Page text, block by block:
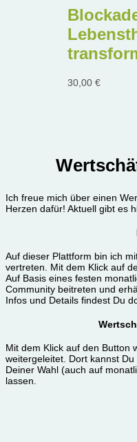
30,00 €
Ich freue mich über einen
Herzen dafür! Aktuell gibt es
Auf dieser Plattform bin ich
vertreten. Mit dem Klick auf
Auf Basis eines festen
Community beitreten und
Infos und Details findest Du
Mit dem Klick auf den Button
weitergeleitet. Dort kannst
Deiner Wahl (auch auf
lassen.